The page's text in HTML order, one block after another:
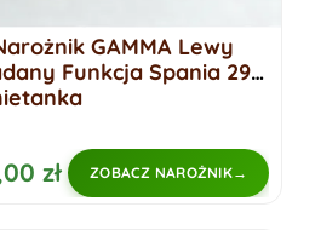
GAMMA Lewy
Funkcja Spania 299
zł ZOBACZ NAROŻNIK